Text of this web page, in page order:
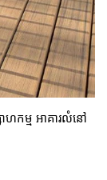
ាហកម្ម អាគារលំនៅ